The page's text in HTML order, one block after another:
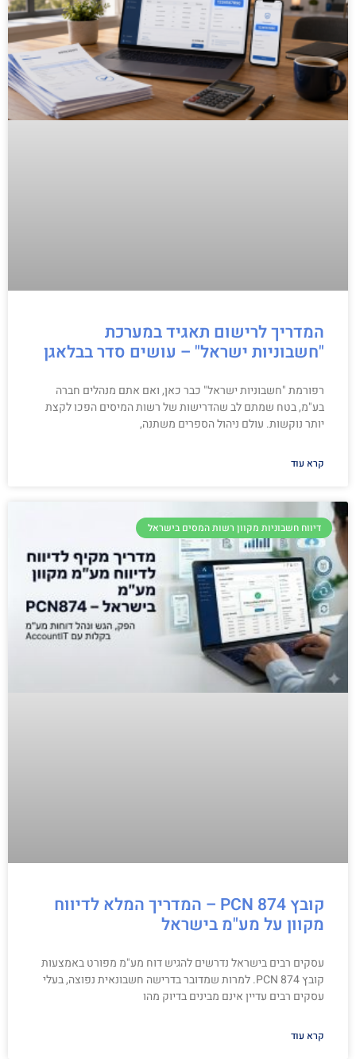
המדריך לרישום תאגיד במערכת
"חשבוניות ישראל" – עושים סדר בבלאגן
רפורמת "חשבוניות ישראל" כבר כאן, ואם אתם מנהלים חברה
בע"מ, בטח שמתם לב שהדרישות של רשות המיסים הפכו לקצת
יותר נוקשות. עולם ניהול הספרים משתנה,
קרא עוד
דיווח חשבוניות מקוון רשות המסים בישראל
קובץ PCN 874 – המדריך המלא לדיווח
מקוון על מע"מ בישראל
עסקים רבים בישראל נדרשים להגיש דוח מע"מ מפורט באמצעות
קובץ PCN 874. למרות שמדובר בדרישה חשבונאית נפוצה, בעלי
עסקים רבים עדיין אינם מבינים בדיוק מהו
קרא עוד